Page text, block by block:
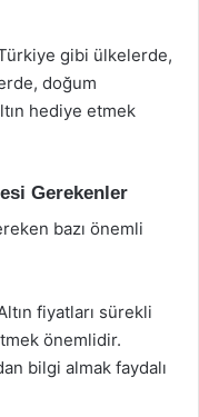
gibi ülkelerde,
doğum
hediye etmek
Gerekenler
bazı önemli
fiyatları sürekli
önemlidir.
bilgi almak faydalı